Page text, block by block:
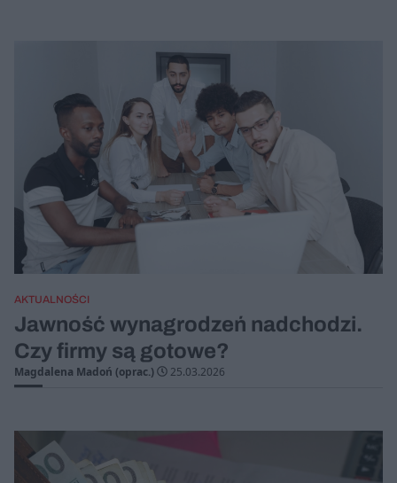
AKTUALNOŚCI
Jawność wynagrodzeń nadchodzi.
Czy firmy są gotowe?
Magdalena Madoń (oprac.) 25.03.2026